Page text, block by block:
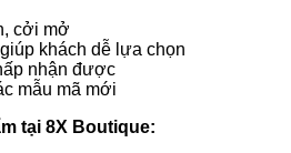
cởi mở
khách dễ lựa chọn
nhận được
mẫu mã mới
tại 8X Boutique: